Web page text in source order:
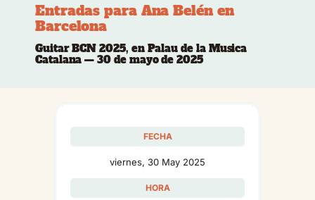
Entradas para Ana Belén en
Barcelona
Guitar BCN 2025, en Palau de la Musica
Catalana — 30 de mayo de 2025
FECHA
viernes, 30 May 2025
HORA